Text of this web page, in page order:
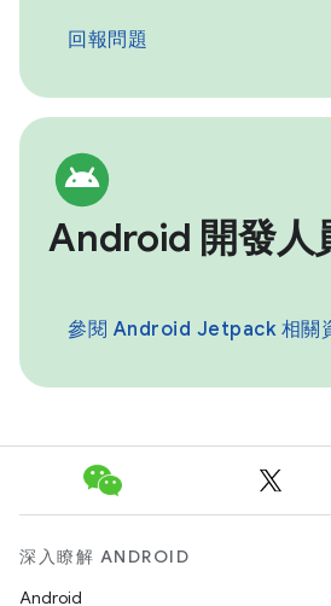
回報問題
Android 開發人
參閱 Android Jetpack 相關
深入瞭解 ANDROID
Android